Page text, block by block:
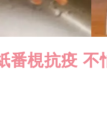
番梘抗疫 不